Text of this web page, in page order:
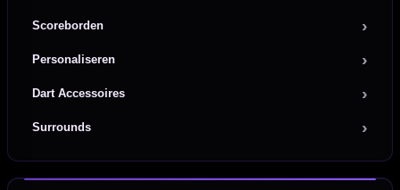
Scoreborden
Personaliseren
Dart Accessoires
Surrounds